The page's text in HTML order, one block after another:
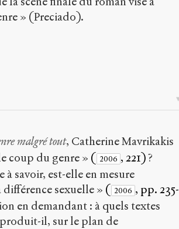
» (Preciado).
malgré tout, Catherine Mavrikakis
coup du genre » ( 2006 , 221)?
savoir, est-elle en mesure
différence sexuelle » ( 2006 , pp. 235-
en demandant : à quels textes
il, sur le plan de